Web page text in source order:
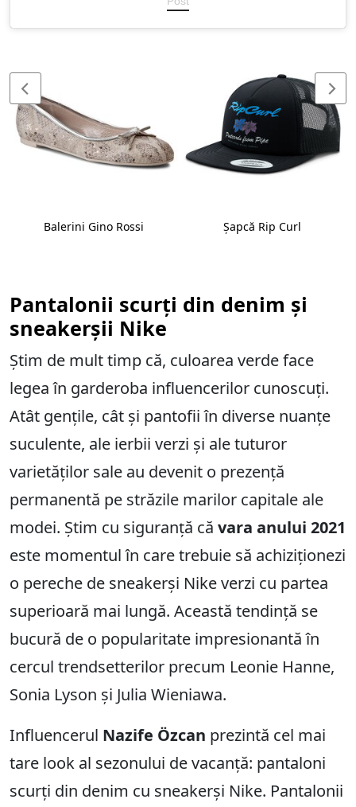
Balerini Gino Rossi Șapcă Rip Curl
Pantalonii scurți din denim și
sneakerșii Nike
Știm de mult timp că, culoarea verde face
legea în garderoba influencerilor cunoscuți.
Atât gențile, cât și pantofii în diverse nuanțe
suculente, ale ierbii verzi și ale tuturor
varietăților sale au devenit o prezență
permanentă pe străzile marilor capitale ale
modei. Știm cu siguranță că vara anului 2021
este momentul în care trebuie să achiziționezi
o pereche de sneakerși Nike verzi cu partea
superioară mai lungă. Această tendință se
bucură de o popularitate impresionantă în
cercul trendsetterilor precum Leonie Hanne,
Sonia Lyson și Julia Wieniawa.
Influencerul Nazife Özcan prezintă cel mai
tare look al sezonului de vacanță: pantaloni
scurți din denim cu sneakerși Nike. Pantalonii